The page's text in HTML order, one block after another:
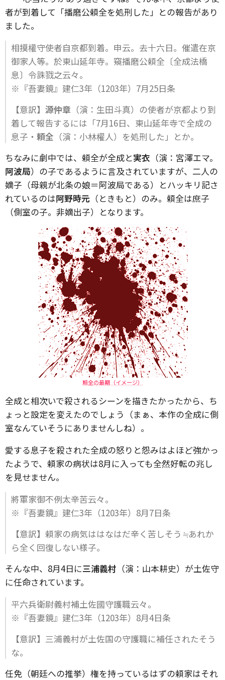
者が到着して「播磨公頼全を処刑した」との報告があり
ました。
相摸權守使者自京都到着。申云。去十六日。催遣在京
御家人等。於東山延年寺。窺播磨公頼全〔全成法橋
息〕令誅戮之云々。
※『吾妻鏡』建仁3年（1203年）7月25日条
【意訳】 源仲章 （演：生田斗真）の使者が京都より到
着して報告するには「7月16日、東山延年寺で全成の
息子・ 頼全 （演：小林櫂人）を処刑した」とか。
ちなみに劇中では、頼全が全成と実衣 （演：宮澤エマ。
阿波局）の子であるように言及されていますが、二人の
嫡子（母親が北条の娘＝阿波局である）とハッキリ記さ
れているのは阿野時元 （ときもと）のみ。頼全は庶子
（側室の子。非嫡出子）となります。
頼全の最期（イメージ）
全成と相次いで殺されるシーンを描きたかったから、ち
ょっと設定を変えたのでしょう（まぁ、本作の全成に側
室なんていそうにありませんしね）。
愛する息子を殺された全成の怒りと怨みはよほど強かっ
たようで、頼家の病状は8月に入っても全然好転の兆し
を見せません。
將軍家御不例太辛苦云々。
※『吾妻鏡』建仁3年（1203年）8月7日条
【意訳】頼家の病気ははなはだ辛く苦しそう≒あれか
ら全く回復しない様子。
そんな中、8月4日に三浦義村 （演：山本耕史）が土佐守
に任命されています。
平六兵衛尉義村補土佐國守護職云々。
※『吾妻鏡』建仁3年（1203年）8月4日条
【意訳】三浦義村が土佐国の守護職に補任されたそう
な。
任免（朝廷への推挙）権を持っているはずの頼家はそれ